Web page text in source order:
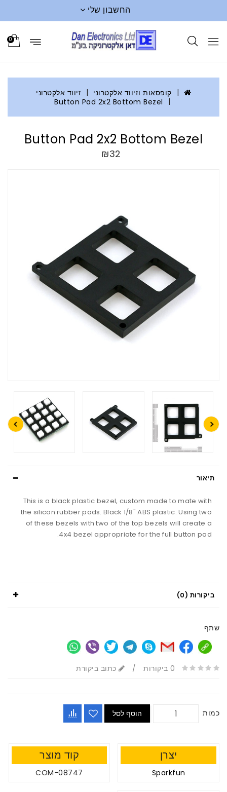
החשבון שלי
0
קופסאות וזיווד אלקטרוני
זיווד אלקטרוני
Button Pad 2x2 Bottom Bezel
Button Pad 2x2 Bottom Bezel
₪32
תיאור
This is a black plastic bezel, custom made to mate with
the silicon rubber pads. Black 1/8" ABS plastic. Using two
of these bezels with two of the top bezels will create a
4x4 bezel appropriate for the full button pad.
ביקורות (0)
שתף
0 ביקורות / כתוב ביקורת
כמות הוסף לסל
יצרן
Sparkfun
קוד מוצר
COM-08747